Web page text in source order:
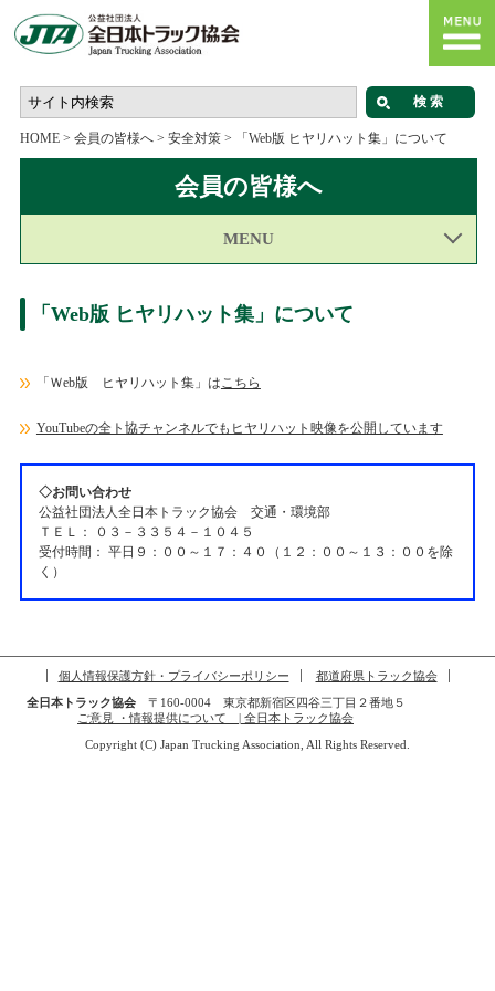
HOME> 会員の皆様へ> 安全対策> 「Web版 ヒヤリハット集」について
会員の皆様へ
MENU
「Web版 ヒヤリハット集」について
「Ｗeb版 ヒヤリハット集」はこちら
YouTubeの全ト協チャンネルでもヒヤリハット映像を公開しています
◇お問い合わせ
公益社団法人全日本トラック協会 交通・環境部
ＴＥＬ： ０３－３３５４－１０４５
受付時間： 平日９：００～１７：４０（１２：００～１３：００を除
く）
個人情報保護方針・プライバシーポリシー
都道府県トラック協会
全日本トラック協会〒160-0004 東京都新宿区四谷三丁目２番地５
ご意見 ・情報提供について | 全日本トラック協会
Copyright (C) Japan Trucking Association, All Rights Reserved.